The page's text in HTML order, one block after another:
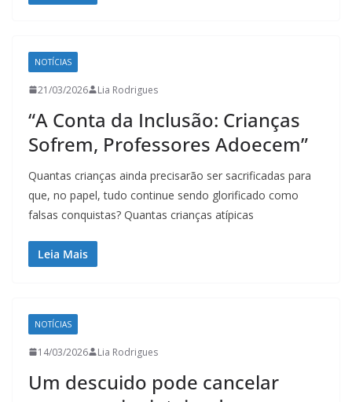
NOTÍCIAS
21/03/2026 Lia Rodrigues
“A Conta da Inclusão: Crianças
Sofrem, Professores Adoecem”
Quantas crianças ainda precisarão ser sacrificadas para
que, no papel, tudo continue sendo glorificado como
falsas conquistas? Quantas crianças atípicas
Leia Mais
NOTÍCIAS
14/03/2026 Lia Rodrigues
Um descuido pode cancelar